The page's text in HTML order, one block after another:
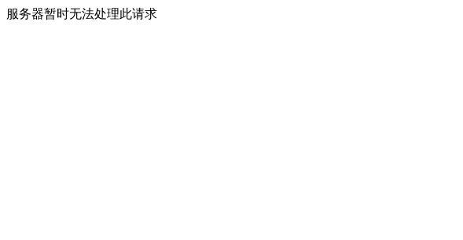
服务器暂时无法处理此请求